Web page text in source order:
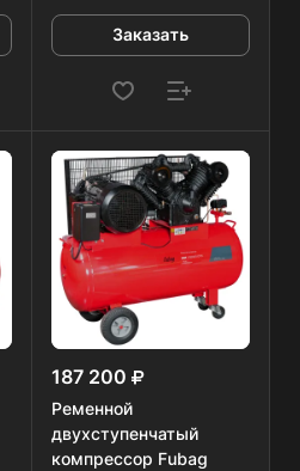
Заказать
187 200
Ременной
двухступенчатый
компрессор Fubag